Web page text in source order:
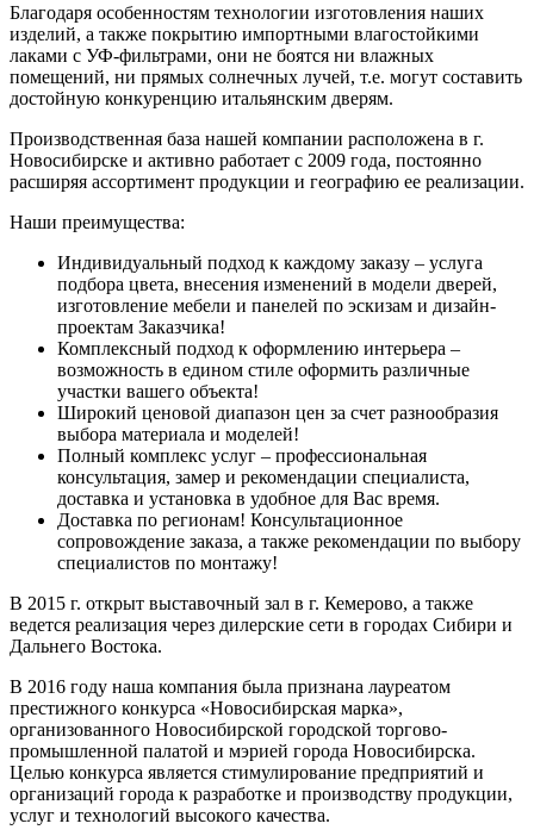
Благодаря особенностям технологии изготовления наших
изделий, а также покрытию импортными влагостойкими
лаками с УФ-фильтрами, они не боятся ни влажных
помещений, ни прямых солнечных лучей, т.е. могут составить
достойную конкуренцию итальянским дверям.
Производственная база нашей компании расположена в г.
Новосибирске и активно работает с 2009 года, постоянно
расширяя ассортимент продукции и географию ее реализации.
Наши преимущества:
Индивидуальный подход к каждому заказу – услуга
подбора цвета, внесения изменений в модели дверей,
изготовление мебели и панелей по эскизам и дизайн-
проектам Заказчика!
Комплексный подход к оформлению интерьера –
возможность в едином стиле оформить различные
участки вашего объекта!
Широкий ценовой диапазон цен за счет разнообразия
выбора материала и моделей!
Полный комплекс услуг – профессиональная
консультация, замер и рекомендации специалиста,
доставка и установка в удобное для Вас время.
Доставка по регионам! Консультационное
сопровождение заказа, а также рекомендации по выбору
специалистов по монтажу!
В 2015 г. открыт выставочный зал в г. Кемерово, а также
ведется реализация через дилерские сети в городах Сибири и
Дальнего Востока.
В 2016 году наша компания была признана лауреатом
престижного конкурса «Новосибирская марка»,
организованного Новосибирской городской торгово-
промышленной палатой и мэрией города Новосибирска.
Целью конкурса является стимулирование предприятий и
организаций города к разработке и производству продукции,
услуг и технологий высокого качества.